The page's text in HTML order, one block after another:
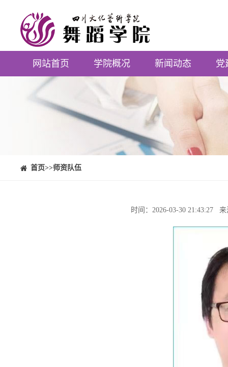
网站首页 学院概况 新闻动态 党
⠀⠀首页>>师资队伍
时间：2026-03-30 21:43:27